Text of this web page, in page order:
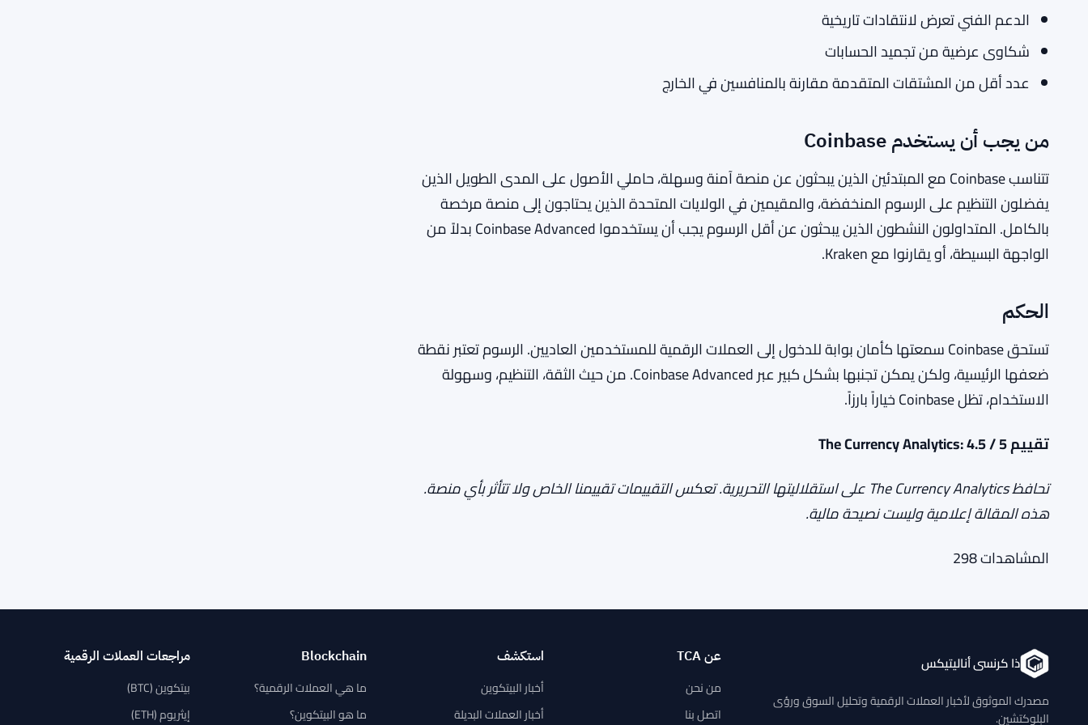
الدعم الفني تعرض لانتقادات تاريخية
شكاوى عرضية من تجميد الحسابات
عدد أقل من المشتقات المتقدمة مقارنة بالمنافسين في الخارج
من يجب أن يستخدم Coinbase
تتناسب Coinbase مع المبتدئين الذين يبحثون عن منصة آمنة وسهلة، حاملي الأصول على المدى الطويل الذين
يفضلون التنظيم على الرسوم المنخفضة، والمقيمين في الولايات المتحدة الذين يحتاجون إلى منصة مرخصة
بالكامل. المتداولون النشطون الذين يبحثون عن أقل الرسوم يجب أن يستخدموا Coinbase Advanced بدلاً من
الواجهة البسيطة، أو يقارنوا مع Kraken.
الحكم
تستحق Coinbase سمعتها كأمان بوابة للدخول إلى العملات الرقمية للمستخدمين العاديين. الرسوم تعتبر نقطة
ضعفها الرئيسية، ولكن يمكن تجنبها بشكل كبير عبر Coinbase Advanced. من حيث الثقة، التنظيم، وسهولة
الاستخدام، تظل Coinbase خياراً بارزاً.
تقييم The Currency Analytics: 4.5 / 5
تحافظ The Currency Analytics على استقلاليتها التحريرية. تعكس التقييمات تقييمنا الخاص ولا تتأثر بأي منصة.
هذه المقالة إعلامية وليست نصيحة مالية.
المشاهدات298
ذا كرنسي أناليتيكس
مصدرك الموثوق لأخبار العملات الرقمية وتحليل السوق ورؤى
البلوكتشين.
عن TCA
من نحن
اتصل بنا
استكشف
أخبار البيتكوين
أخبار العملات البديلة
Blockchain
ما هي العملات الرقمية؟
ما هو البيتكوين؟
مراجعات العملات الرقمية
بيتكوين (BTC)
إيثريوم (ETH)